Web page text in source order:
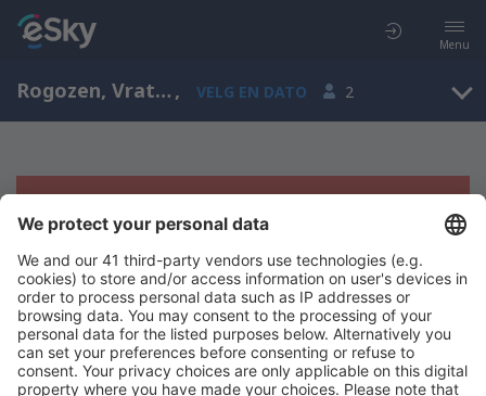
Menu
Rogozen, Vratsa, Bulgaria , VELG EN DATO 2
Beklager, søket ga ingen resultater
Prøv å søk etter andre kriterier